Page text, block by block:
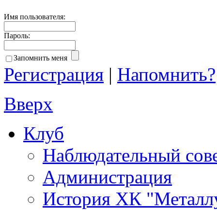
Имя пользователя:
Пароль:
Запомнить меня
Регистрация | Напомнить?
Вверх
Клуб
Наблюдательный
Администрация
История ХК